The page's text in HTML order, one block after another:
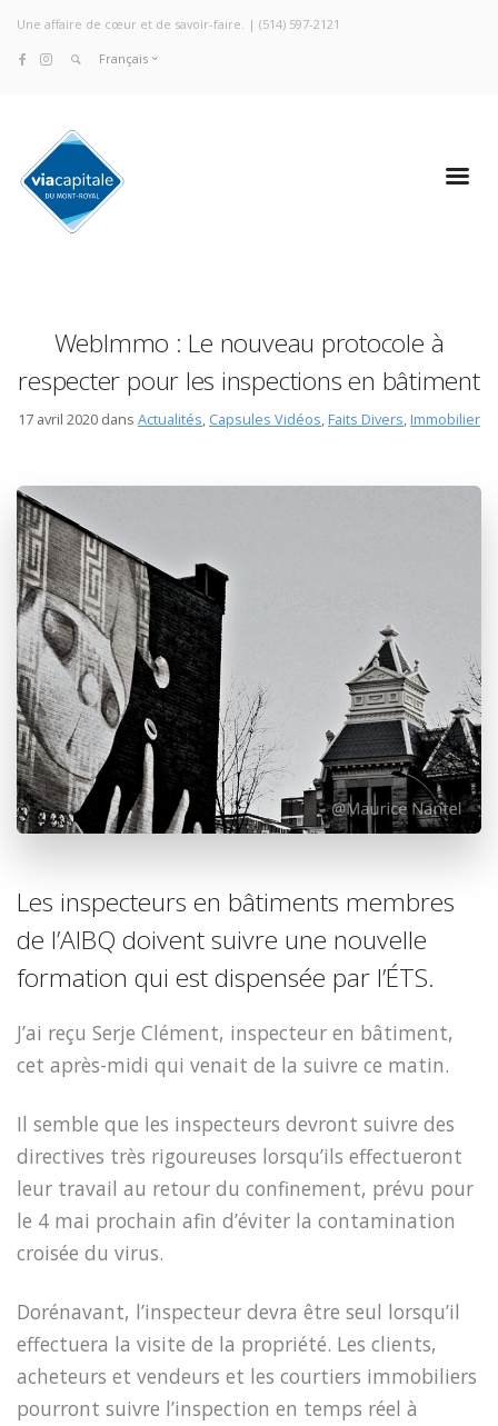
Une affaire de cœur et de savoir-faire. | (514) 597-2121
Français
WebImmo : Le nouveau protocole à
respecter pour les inspections en bâtiment
17 avril 2020 dans Actualités, Capsules Vidéos, Faits Divers, Immobilier
Les inspecteurs en bâtiments membres
de l’AIBQ doivent suivre une nouvelle
formation qui est dispensée par l’ÉTS.
J’ai reçu Serje Clément, inspecteur en bâtiment,
cet après-midi qui venait de la suivre ce matin.
Il semble que les inspecteurs devront suivre des
directives très rigoureuses lorsqu’ils effectueront
leur travail au retour du confinement, prévu pour
le 4 mai prochain afin d’éviter la contamination
croisée du virus.
Dorénavant, l’inspecteur devra être seul lorsqu’il
effectuera la visite de la propriété. Les clients,
acheteurs et vendeurs et les courtiers immobiliers
pourront suivre l’inspection en temps réel à